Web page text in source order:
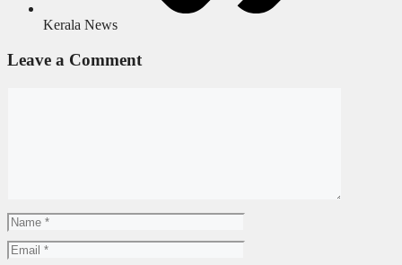
Kerala News
Leave a Comment